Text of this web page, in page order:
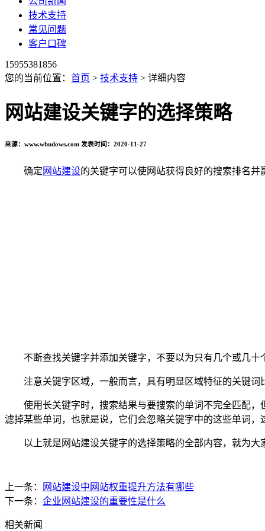
技术支持
常见问题
客户口碑
15955381856
您的当前位置： 首页 > 技术支持 > 详细内容
网站建设关键字的选择策略
来源：www.whudows.com 发表时间：2020-11-27
确定 网站建设的关键字可以使网站获得良好的搜索排名
不断查找关键字并添加关键字，不要以为只有几个或几十
注意关键字区域，一般而言，具有明显区域特征的关键词
使用长关键字时，搜索结果与要搜索的单词不完全匹配，
滤掉某些单词，也就是说，它们会忽略关键字中的这些单词
以上就是网站建设关键字的选择策略的全部内容，就为大
上一条：
网站建设中网站权重提升方法有哪些
下一条： 企业网站建设的重要性是什么
相关新闻